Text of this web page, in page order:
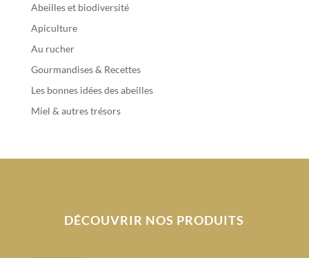
Abeilles et biodiversité
Apiculture
Au rucher
Gourmandises & Recettes
Les bonnes idées des abeilles
Miel & autres trésors
DÉCOUVRIR NOS PRODUITS